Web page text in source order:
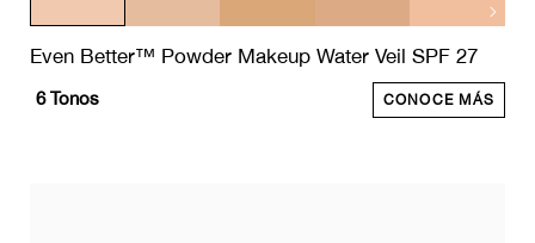
Even Better™ Powder Makeup Water Veil SPF 27
6Tonos CONOCE MÁS